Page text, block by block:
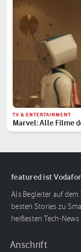
TV & ENTERTAINMENT
Marvel: Alle Filme
Reihenfolge
featured ist
Als Begleiter auf
besten Stories zu
heißesten Tech-
Anschrift